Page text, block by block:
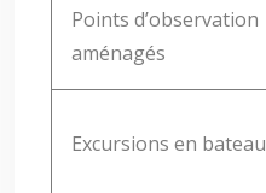
Points d’observation
aménagés
Excursions en bateau